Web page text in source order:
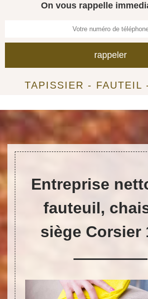
On vous rappelle
TAPISSIER - FAUTEIL
Entreprise
fauteuil,
siège Corsier